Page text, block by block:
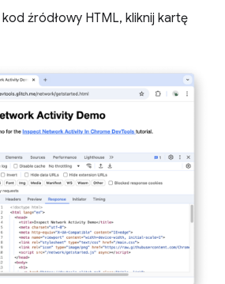
źródłowy HTML, kliknij kartę